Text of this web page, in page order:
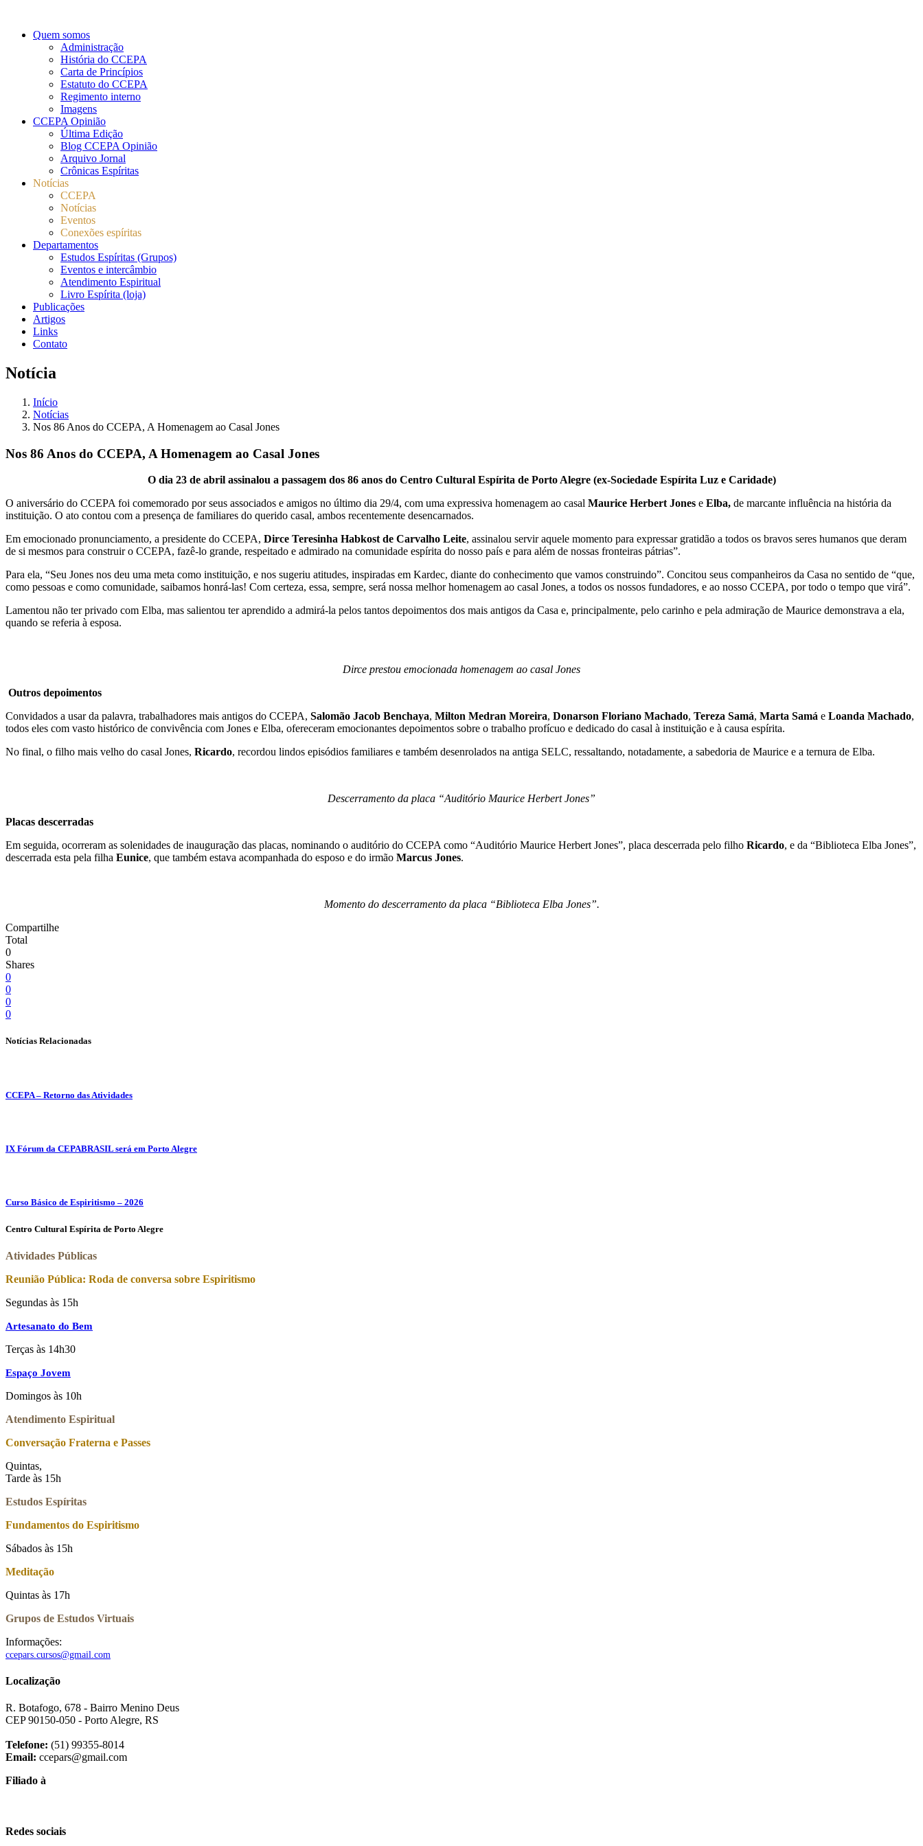
Quem somos
Administração
História do CCEPA
Carta de Princípios
Estatuto do CCEPA
Regimento interno
Imagens
CCEPA Opinião
Última Edição
Blog CCEPA Opinião
Arquivo Jornal
Crônicas Espíritas
Notícias
CCEPA
Notícias
Eventos
Conexões espíritas
Departamentos
Estudos Espíritas (Grupos)
Eventos e intercâmbio
Atendimento Espiritual
Livro Espírita (loja)
Publicações
Artigos
Links
Contato
Notícia
Início
Notícias
Nos 86 Anos do CCEPA, A Homenagem ao Casal Jones
Nos 86 Anos do CCEPA, A Homenagem ao Casal Jones
O dia 23 de abril assinalou a passagem dos 86 anos do Centro Cultural Espírita de Porto Alegre (ex-Sociedade Espírita Luz e Caridade)
O aniversário do CCEPA foi comemorado por seus associados e amigos no último dia 29/4, com uma expressiva homenagem ao casal Maurice Herbert Jones e Elba, de marcante influência na história da
instituição. O ato contou com a presença de familiares do querido casal, ambos recentemente desencarnados.
Em emocionado pronunciamento, a presidente do CCEPA, Dirce Teresinha Habkost de Carvalho Leite, assinalou servir aquele momento para expressar gratidão a todos os bravos seres humanos que deram
de si mesmos para construir o CCEPA, fazê-lo grande, respeitado e admirado na comunidade espírita do nosso país e para além de nossas fronteiras pátrias”.
Para ela, “Seu Jones nos deu uma meta como instituição, e nos sugeriu atitudes, inspiradas em Kardec, diante do conhecimento que vamos construindo”. Concitou seus companheiros da Casa no sentido de “que,
como pessoas e como comunidade, saibamos honrá-las! Com certeza, essa, sempre, será nossa melhor homenagem ao casal Jones, a todos os nossos fundadores, e ao nosso CCEPA, por todo o tempo que virá”.
Lamentou não ter privado com Elba, mas salientou ter aprendido a admirá-la pelos tantos depoimentos dos mais antigos da Casa e, principalmente, pelo carinho e pela admiração de Maurice demonstrava a ela,
quando se referia à esposa.
Dirce prestou emocionada homenagem ao casal Jones
Outros depoimentos
Convidados a usar da palavra, trabalhadores mais antigos do CCEPA, Salomão Jacob Benchaya, Milton Medran Moreira, Donarson Floriano Machado, Tereza Samá, Marta Samá e Loanda Machado,
todos eles com vasto histórico de convivência com Jones e Elba, ofereceram emocionantes depoimentos sobre o trabalho profícuo e dedicado do casal à instituição e à causa espírita.
No final, o filho mais velho do casal Jones, Ricardo, recordou lindos episódios familiares e também desenrolados na antiga SELC, ressaltando, notadamente, a sabedoria de Maurice e a ternura de Elba.
Descerramento da placa “Auditório Maurice Herbert Jones”
Placas descerradas
Em seguida, ocorreram as solenidades de inauguração das placas, nominando o auditório do CCEPA como “Auditório Maurice Herbert Jones”, placa descerrada pelo filho Ricardo, e da “Biblioteca Elba Jones”,
descerrada esta pela filha Eunice, que também estava acompanhada do esposo e do irmão Marcus Jones.
Momento do descerramento da placa “Biblioteca Elba Jones”.
Compartilhe
Total
0
Shares
0
0
0
0
Notícias Relacionadas
CCEPA – Retorno das Atividades
IX Fórum da CEPABRASIL será em Porto Alegre
Curso Básico de Espiritismo – 2026
Centro Cultural Espírita de Porto Alegre
Atividades Públicas
Reunião Pública: Roda de conversa sobre Espiritismo
Segundas às 15h
Artesanato do Bem
Terças às 14h30
Espaço Jovem
Domingos às 10h
Atendimento Espiritual
Conversação Fraterna e Passes
Quintas,
Tarde às 15h
Estudos Espíritas
Fundamentos do Espiritismo
Sábados às 15h
Meditação
Quintas às 17h
Grupos de Estudos Virtuais
Informações:
ccepars.cursos@gmail.com
Localização
R. Botafogo, 678 - Bairro Menino Deus
CEP 90150-050 - Porto Alegre, RS
Telefone: (51) 99355-8014
Email: ccepars@gmail.com
Filiado à
Redes sociais